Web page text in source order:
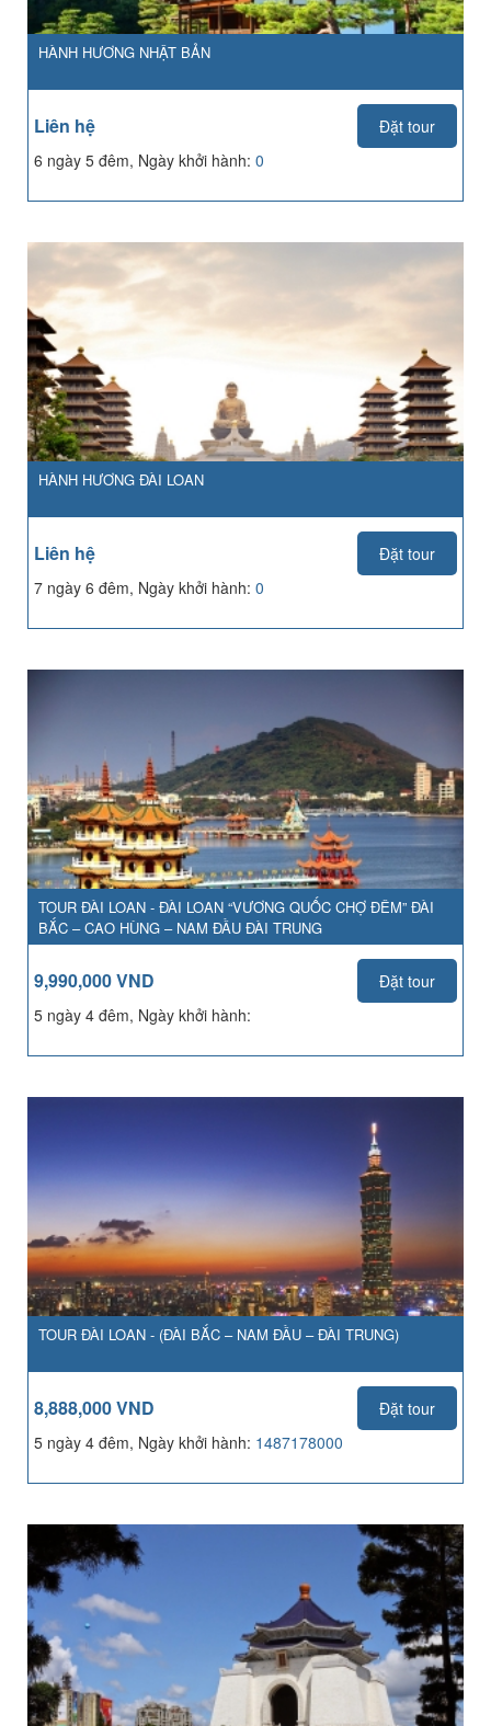
HÀNH HƯƠNG NHẬT BẢN
Liên hệ
Đặt tour
6 ngày 5 đêm, Ngày khởi hành: 0
HÀNH HƯƠNG ĐÀI LOAN
Liên hệ
Đặt tour
7 ngày 6 đêm, Ngày khởi hành: 0
TOUR ĐÀI LOAN - ĐÀI LOAN “VƯƠNG QUỐC CHỢ ĐÊM” ĐÀI
BẮC – CAO HÙNG – NAM ĐẦU ĐÀI TRUNG
9,990,000 VND
Đặt tour
5 ngày 4 đêm, Ngày khởi hành:
TOUR ĐÀI LOAN - (ĐÀI BẮC – NAM ĐẦU – ĐÀI TRUNG)
8,888,000 VND
Đặt tour
5 ngày 4 đêm, Ngày khởi hành: 1487178000